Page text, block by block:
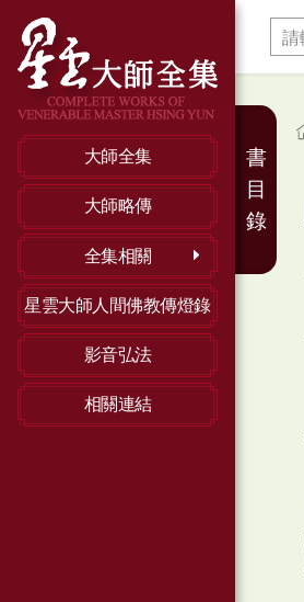
大師全集
大師略傳
全集相關
星雲大師人間佛教傳燈錄
影音弘法
相關連結
書
目
錄